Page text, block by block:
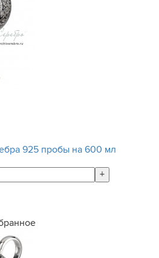
925 пробы на 600 мл
+